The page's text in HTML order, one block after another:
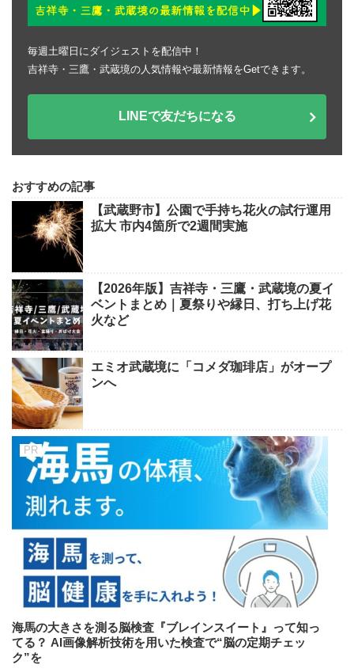
毎週土曜日にダイジェストを配信中！
吉祥寺・三鷹・武蔵境の人気情報や最新情報をGetできます。
LINEで友だちになる
おすすめの記事
【武蔵野市】公園で手持ち花火の試行運用
拡大 市内4箇所で2週間実施
【2026年版】吉祥寺・三鷹・武蔵境の夏イ
ベントまとめ｜夏祭りや縁日、打ち上げ花
火など
エミオ武蔵境に「コメダ珈琲店」がオープ
ンへ
海馬の大きさを測る脳検査『ブレインスイート』って知っ
てる？ AI画像解析技術を用いた検査で“脳の定期チェッ
ク”を